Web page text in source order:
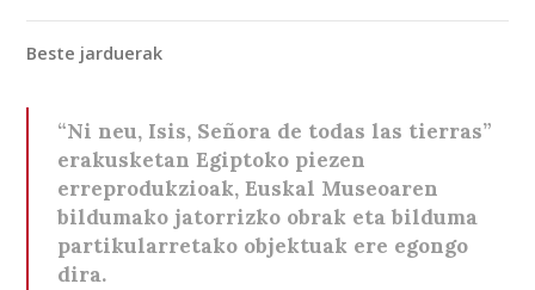
Beste jarduerak
“Ni neu, Isis, Señora de todas las tierras”
erakusketan Egiptoko piezen
erreprodukzioak, Euskal Museoaren
bildumako jatorrizko obrak eta bilduma
partikularretako objektuak ere egongo
dira.